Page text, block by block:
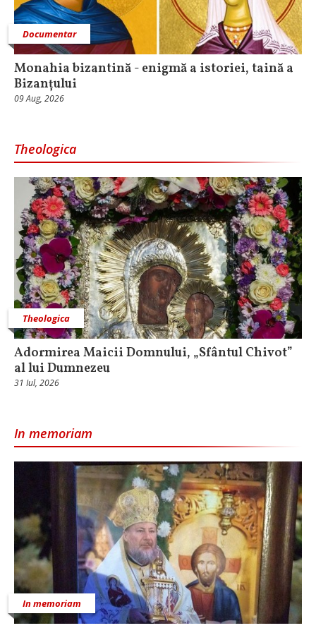
Documentar
Monahia bizantină - enigmă a istoriei, taină a
Bizanțului
09 Aug, 2026
Theologica
Theologica
Adormirea Maicii Domnului, „Sfântul Chivot”
al lui Dumnezeu
31 Iul, 2026
In memoriam
In memoriam